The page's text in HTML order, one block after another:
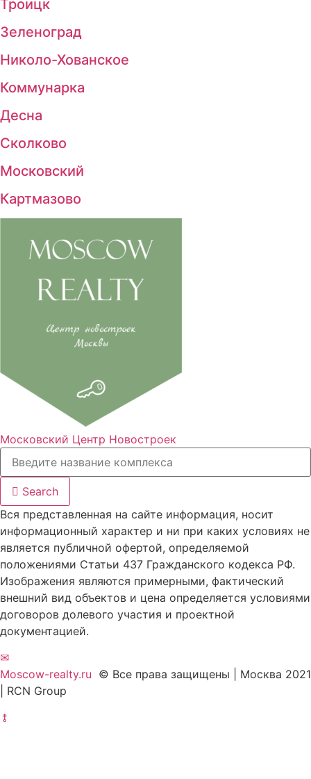
Троицк
Зеленоград
Николо-Хованское
Коммунарка
Десна
Сколково
Московский
Картмазово
Московский Центр Новостроек
Search
Вся представленная на сайте информация, носит
информационный характер и ни при каких условиях не
является публичной офертой, определяемой
положениями Статьи 437 Гражданского кодекса РФ.
Изображения являются примерными, фактический
внешний вид объектов и цена определяется условиями
договоров долевого участия и проектной
документацией.
✉
Moscow-realty.ru © Все права защищены | Москва 2021
| RCN Group
⥉